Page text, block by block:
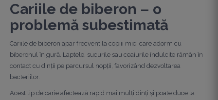
Cariile de biberon – o
problemă subestimată
Cariile de biberon apar frecvent la copiii mici care adorm cu
biberonul în gură. Laptele, sucurile sau ceaiurile îndulcite rămân în
contact cu dinții pe parcursul nopții, favorizând dezvoltarea
bacteriilor.
Acest tip de carie afectează rapid mai mulți dinți și poate duce la